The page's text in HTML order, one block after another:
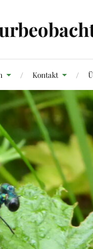
Kontakt